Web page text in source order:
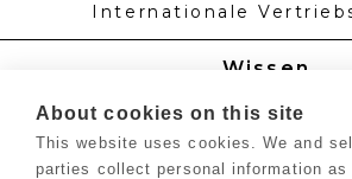
Internationale
Wissen
Zeitpläne für die
Verfahren
Etiketten & SDS-
About cookies on this site
This website uses cookies. We and
parties collect personal information